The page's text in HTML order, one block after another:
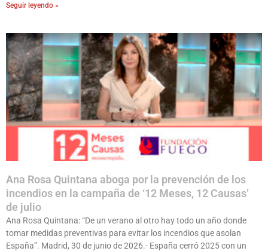
Seguir leyendo »
Ana Rosa Quintana aboga por la prevención de los
incendios en la campaña de ‘12 Meses, 12 Causas’
de julio
Ana Rosa Quintana: “De un verano al otro hay todo un año donde
tomar medidas preventivas para evitar los incendios que asolan
España”. Madrid, 30 de junio de 2026.- España cerró 2025 con un